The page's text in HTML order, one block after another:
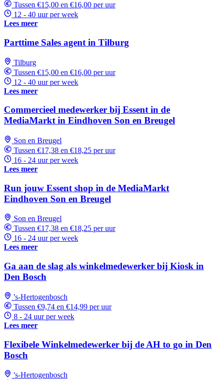
Tussen €15,00 en €16,00 per uur
12 - 40 uur per week
Lees meer
Parttime Sales agent in Tilburg
Tilburg
Tussen €15,00 en €16,00 per uur
12 - 40 uur per week
Lees meer
Commercieel medewerker bij Essent in de
MediaMarkt in Eindhoven Son en Breugel
Son en Breugel
Tussen €17,38 en €18,25 per uur
16 - 24 uur per week
Lees meer
Run jouw Essent shop in de MediaMarkt
Eindhoven Son en Breugel
Son en Breugel
Tussen €17,38 en €18,25 per uur
16 - 24 uur per week
Lees meer
Ga aan de slag als winkelmedewerker bij Kiosk in
Den Bosch
's-Hertogenbosch
Tussen €9,74 en €14,99 per uur
8 - 24 uur per week
Lees meer
Flexibele Winkelmedewerker bij de AH to go in Den
Bosch
's-Hertogenbosch